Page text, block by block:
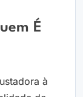
É
à